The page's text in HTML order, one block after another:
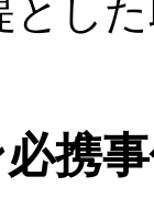
とし
携